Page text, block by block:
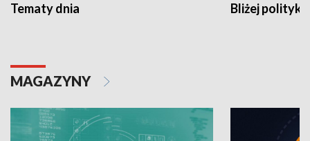
Tematy dnia Bliżej polityki
MAGAZYNY